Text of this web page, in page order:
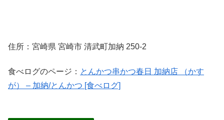
住所：宮崎県 宮崎市 清武町加納 250-2
食べログのページ： とんかつ串かつ春日 加納店 （かす
が） – 加納/とんかつ [食べログ]